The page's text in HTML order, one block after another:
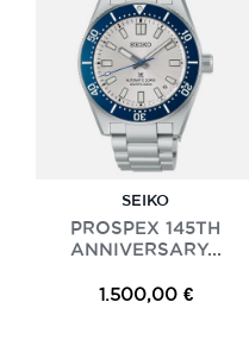
SEIKO
PROSPEX 145TH
ANNIVERSARY...
1.500,00 €